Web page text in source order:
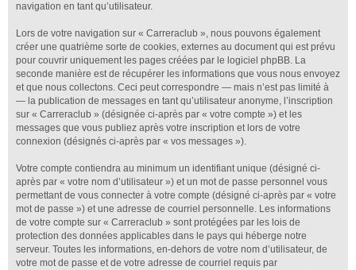
navigation en tant qu’utilisateur.
Lors de votre navigation sur « Carreraclub », nous pouvons également
créer une quatrième sorte de cookies, externes au document qui est prévu
pour couvrir uniquement les pages créées par le logiciel phpBB. La
seconde manière est de récupérer les informations que vous nous envoyez
et que nous collectons. Ceci peut correspondre — mais n’est pas limité à
— la publication de messages en tant qu’utilisateur anonyme, l’inscription
sur « Carreraclub » (désignée ci-après par « votre compte ») et les
messages que vous publiez après votre inscription et lors de votre
connexion (désignés ci-après par « vos messages »).
Votre compte contiendra au minimum un identifiant unique (désigné ci-
après par « votre nom d’utilisateur ») et un mot de passe personnel vous
permettant de vous connecter à votre compte (désigné ci-après par « votre
mot de passe ») et une adresse de courriel personnelle. Les informations
de votre compte sur « Carreraclub » sont protégées par les lois de
protection des données applicables dans le pays qui héberge notre
serveur. Toutes les informations, en-dehors de votre nom d’utilisateur, de
votre mot de passe et de votre adresse de courriel requis par